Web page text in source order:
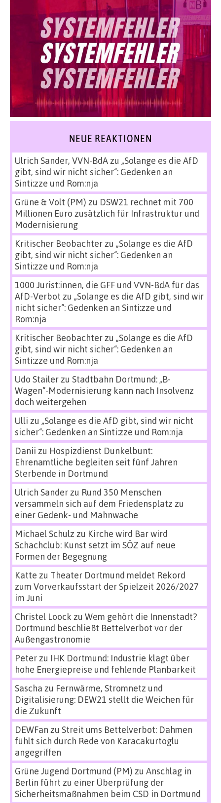
NEUE REAKTIONEN
Ulrich Sander, VVN-BdAzu „Solange es die AfD
gibt, sind wir nicht sicher“: Gedenken an
Sinti:zze und Rom:nja
Grüne & Volt (PM) zu DSW21 rechnet mit 700
Millionen Euro zusätzlich für Infrastruktur und
Modernisierung
Kritischer Beobachterzu „Solange es die AfD
gibt, sind wir nicht sicher“: Gedenken an
Sinti:zze und Rom:nja
1000 Jurist:innen, die GFF und VVN-BdA für das
AfD-Verbot zu „Solange es die AfD gibt, sind wir
nicht sicher“: Gedenken an Sinti:zze und
Rom:nja
Kritischer Beobachterzu „Solange es die AfD
gibt, sind wir nicht sicher“: Gedenken an
Sinti:zze und Rom:nja
Udo Stailerzu Stadtbahn Dortmund: „B-
Wagen“-Modernisierung kann nach Insolvenz
doch weitergehen
Ulli zu „Solange es die AfD gibt, sind wir nicht
sicher“: Gedenken an Sinti:zze und Rom:nja
Danii zu Hospizdienst Dunkelbunt:
Ehrenamtliche begleiten seit fünf Jahren
Sterbende in Dortmund
Ulrich Sanderzu Rund 350 Menschen
versammeln sich auf dem Friedensplatz zu
einer Gedenk- und Mahnwache
Michael Schulz zu Kirche wird Bar wird
Schachclub: Kunst setzt im SÖZ auf neue
Formen der Begegnung
Katte zu Theater Dortmund meldet Rekord
zum Vorverkaufsstart der Spielzeit 2026/2027
im Juni
Christel Loock zu Wem gehört die Innenstadt?
Dortmund beschließt Bettelverbot vor der
Außengastronomie
Peterzu IHK Dortmund: Industrie klagt über
hohe Energiepreise und fehlende Planbarkeit
Sascha zu Fernwärme, Stromnetz und
Digitalisierung: DEW21 stellt die Weichen für
die Zukunft
DEWFan zu Streit ums Bettelverbot: Dahmen
fühlt sich durch Rede von Karacakurtoglu
angegriffen
Grüne Jugend Dortmund (PM) zu Anschlag in
Berlin führt zu einer Überprüfung der
Sicherheitsmaßnahmen beim CSD in Dortmund